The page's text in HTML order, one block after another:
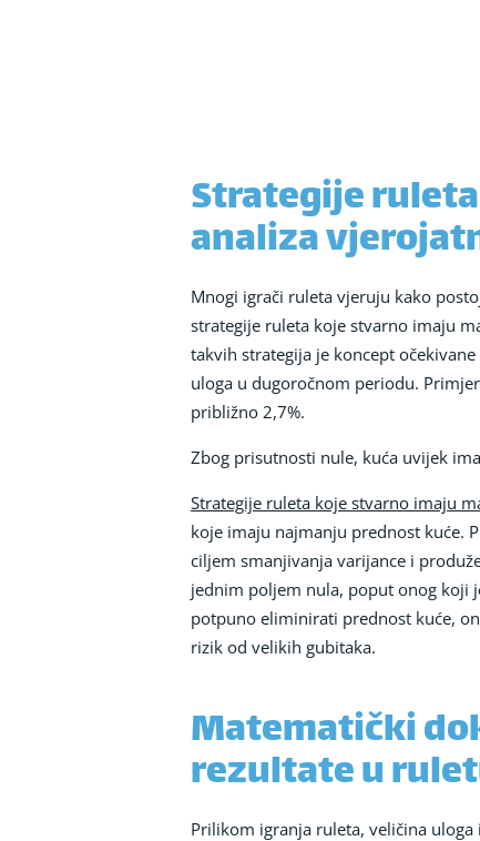
Strategije
analiza
Mnogi igrači ruleta vjeruju kako
strategije ruleta koje stvarno imaju
takvih strategija je koncept
uloga u dugoročnom periodu.
približno 2,7%.
Zbog prisutnosti nule, kuća uvijek
Strategije ruleta koje stvarno imaju
koje imaju najmanju prednost kuće.
ciljem smanjivanja varijance i
jednim poljem nula, poput onog koji
potpuno eliminirati prednost kuće,
rizik od velikih gubitaka.
Matematički
rezultate u
Prilikom igranja ruleta, veličina